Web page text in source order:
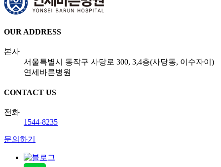
OUR ADDRESS
본사
서울특별시 동작구 사당로 300, 3,4층(사당동, 이수자이)
연세바른병원
CONTACT US
전화
1544-8235
문의하기